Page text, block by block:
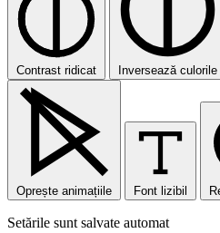
Contrast ridicat Inversează culorile
Oprește animațiile Font lizibil
Setările sunt salvate automat